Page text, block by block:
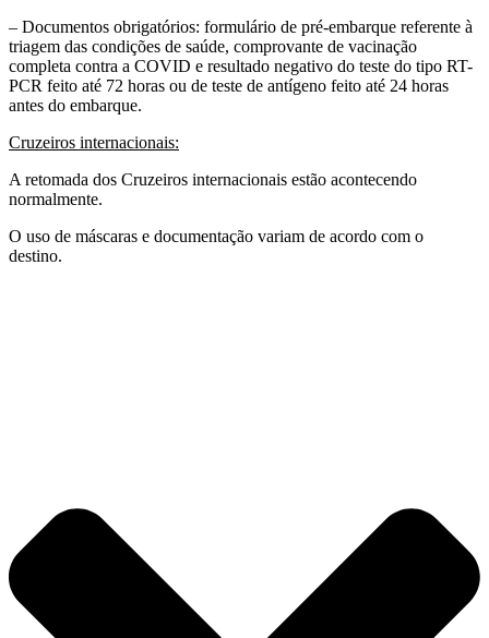
– Documentos obrigatórios: formulário de pré-embarque referente à
triagem das condições de saúde, comprovante de vacinação
completa contra a COVID e resultado negativo do teste do tipo RT-
PCR feito até 72 horas ou de teste de antígeno feito até 24 horas
antes do embarque.
Cruzeiros internacionais:
A retomada dos Cruzeiros internacionais estão acontecendo
normalmente.
O uso de máscaras e documentação variam de acordo com o
destino.